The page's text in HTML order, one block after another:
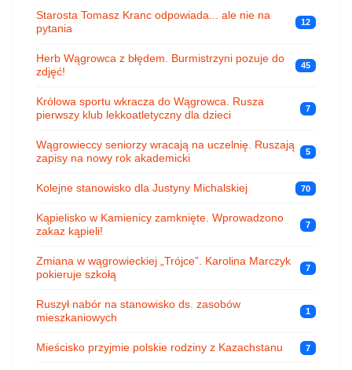
Starosta Tomasz Kranc odpowiada... ale nie na
pytania
12
Herb Wągrowca z błędem. Burmistrzyni pozuje do
zdjęć!
45
Królowa sportu wkracza do Wągrowca. Rusza
pierwszy klub lekkoatletyczny dla dzieci
7
Wągrowieccy seniorzy wracają na uczelnię. Ruszają
zapisy na nowy rok akademicki
5
Kolejne stanowisko dla Justyny Michalskiej 70
Kąpielisko w Kamienicy zamknięte. Wprowadzono
zakaz kąpieli!
7
Zmiana w wągrowieckiej „Trójce”. Karolina Marczyk
pokieruje szkołą
7
Ruszył nabór na stanowisko ds. zasobów
mieszkaniowych
1
Mieścisko przyjmie polskie rodziny z Kazachstanu 7